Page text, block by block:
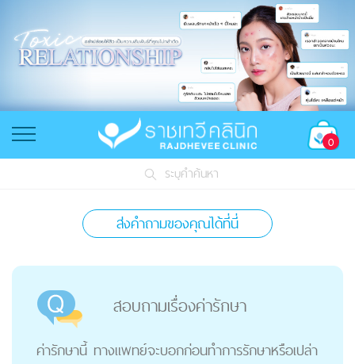
0
ระบุคำค้นหา
ส่งคำถามของคุณได้ที่นี่
สอบถามเรื่องค่ารักษา
ค่ารักษานี้ ทางแพทย์จะบอกก่อนทำการรักษาหรือเปล่า